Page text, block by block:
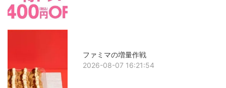
ファミマの増量作戦
2026-08-07 16:21:54